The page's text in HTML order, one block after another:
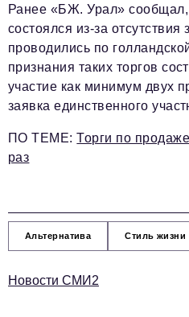
Ранее «БЖ. Урал» сообщал,
состоялся из-за отсутствия
проводились по
признания таких торгов
участие как минимум двух
заявка единственного
ПО ТЕМЕ:Торги по
раз
Альтернатива Стиль жизни
Новости СМИ2